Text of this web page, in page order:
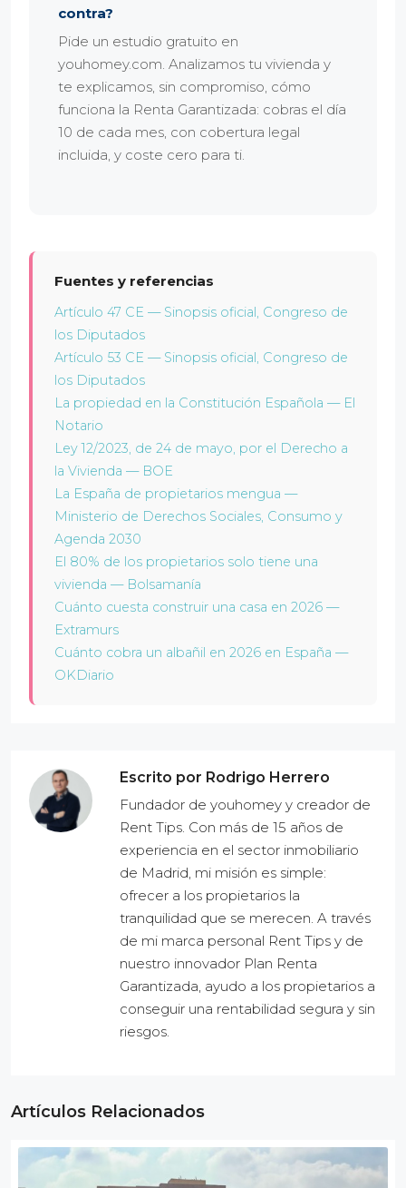
contra?
Pide un estudio gratuito en
youhomey.com. Analizamos tu vivienda y
te explicamos, sin compromiso, cómo
funciona la Renta Garantizada: cobras el día
10 de cada mes, con cobertura legal
incluida, y coste cero para ti.
Fuentes y referencias
Artículo 47 CE — Sinopsis oficial, Congreso de
los Diputados
Artículo 53 CE — Sinopsis oficial, Congreso de
los Diputados
La propiedad en la Constitución Española — El
Notario
Ley 12/2023, de 24 de mayo, por el Derecho a
la Vivienda — BOE
La España de propietarios mengua —
Ministerio de Derechos Sociales, Consumo y
Agenda 2030
El 80% de los propietarios solo tiene una
vivienda — Bolsamanía
Cuánto cuesta construir una casa en 2026 —
Extramurs
Cuánto cobra un albañil en 2026 en España —
OKDiario
Escrito por Rodrigo Herrero
Fundador de youhomey y creador de
Rent Tips. Con más de 15 años de
experiencia en el sector inmobiliario
de Madrid, mi misión es simple:
ofrecer a los propietarios la
tranquilidad que se merecen. A través
de mi marca personal Rent Tips y de
nuestro innovador Plan Renta
Garantizada, ayudo a los propietarios a
conseguir una rentabilidad segura y sin
riesgos.
Artículos Relacionados